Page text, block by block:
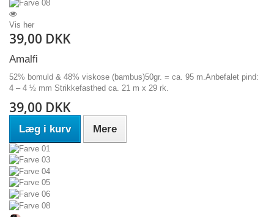
Vis her
39,00 DKK
Amalfi
52% bomuld & 48% viskose (bambus)50gr. = ca. 95 m.Anbefalet pind:
4 – 4 ½ mm Strikkefasthed ca. 21 m x 29 rk.
39,00 DKK
Læg i kurv Mere